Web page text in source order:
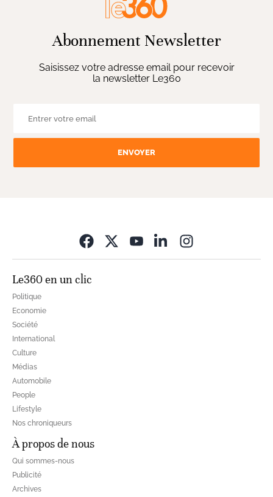
Abonnement Newsletter
Saisissez votre adresse email pour recevoir
la newsletter Le360
ENVOYER
Le360 en un clic
Politique
Economie
Société
International
Culture
Médias
Automobile
People
Lifestyle
Nos chroniqueurs
À propos de nous
Qui sommes-nous
Publicité
Archives